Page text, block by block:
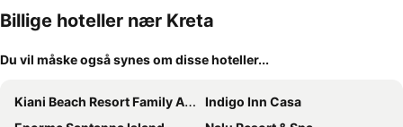
Billige hoteller nær Kreta
Du vil måske også synes om disse hoteller...
Kiani Beach Resort Family All-Inclusive
Indigo Inn Casa